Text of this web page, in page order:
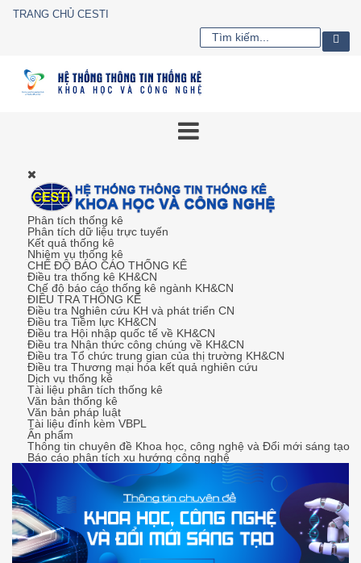
TRANG CHỦ CESTI
Phân tích thống kê
Phân tích dữ liệu trực tuyến
Kết quả thống kê
Nhiệm vụ thống kê
CHẾ ĐỘ BÁO CÁO THỐNG KÊ
Điều tra thống kê KH&CN
Chế độ báo cáo thống kê ngành KH&CN
ĐIỀU TRA THỐNG KÊ
Điều tra Nghiên cứu KH và phát triển CN
Điều tra Tiềm lực KH&CN
Điều tra Hội nhập quốc tế về KH&CN
Điều tra Nhận thức công chúng về KH&CN
Điều tra Tổ chức trung gian của thị trường KH&CN
Điều tra Thương mại hóa kết quả nghiên cứu
Dịch vụ thống kê
Tài liệu phân tích thống kê
Văn bản thống kê
Văn bản pháp luật
Tài liệu đính kèm VBPL
Ấn phẩm
Thông tin chuyên đề Khoa học, công nghệ và Đổi mới sáng tạo
Báo cáo phân tích xu hướng công nghệ